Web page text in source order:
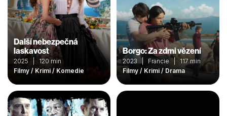
Další nebezpečná
laskavost
2025 | 120 min
Filmy / Krimi / Komedie
Borgo: Za zdmi vězení
2023 | Francie | 117 min
Filmy / Krimi / Drama